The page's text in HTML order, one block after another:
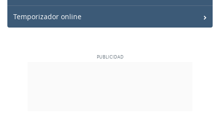
Temporizador online